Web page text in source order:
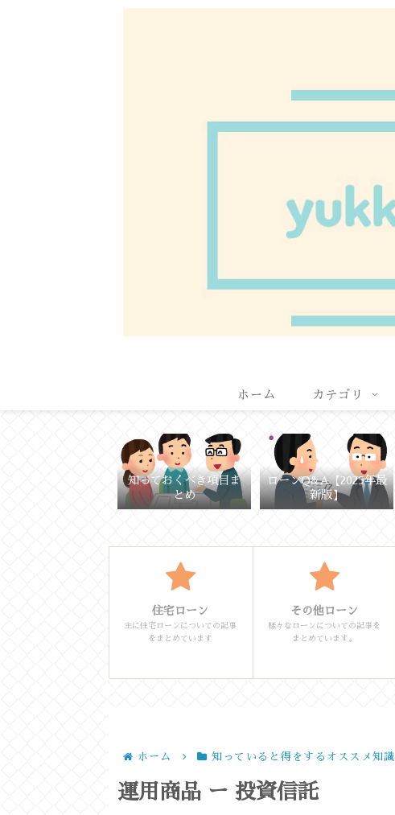
ホーム カテゴリ
知っておくべき項目ま
とめ
ローンQ&A【2025年最
新版】
住宅ローン
主に住宅ローンについての記事
をまとめています
その他ローン
様々なローンについての記事を
まとめています。
ホーム 知っていると得をするオススメ知識
運用商品 ー 投資信託